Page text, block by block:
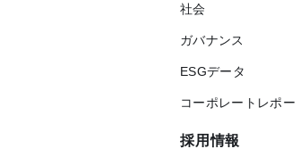
社会
ガバナンス
ESGデータ
コーポレートレポ
採用情報